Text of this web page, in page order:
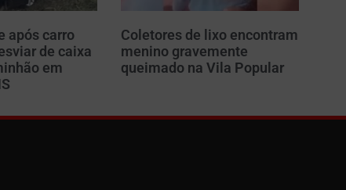
após carro
de caixa
em
Coletores de lixo encontram
menino gravemente
queimado na Vila Popular